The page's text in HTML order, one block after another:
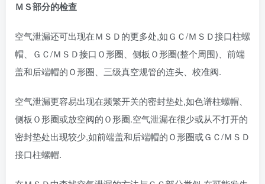
ＭＳ部分的检查
空气泄漏还可出现在ＭＳＤ的更多处,如ＧＣ/ＭＳＤ接口柱螺
帽、ＧＣ/ＭＳＤ接口Ｏ形圈、侧板Ｏ形圈(整个周围)、前端
盖和后端帽的Ｏ形圈、三级真空规管的连头、校准阀.
空气泄漏更容易出现在频繁开关的密封垫处,如色谱柱螺帽、
侧板Ｏ形圈或放空阀的Ｏ形圈.空气泄漏在很少或从不打开的
密封垫处出现较少,如前端盖和后端帽的Ｏ形圈或ＧＣ/ＭＳＤ
接口柱螺帽.